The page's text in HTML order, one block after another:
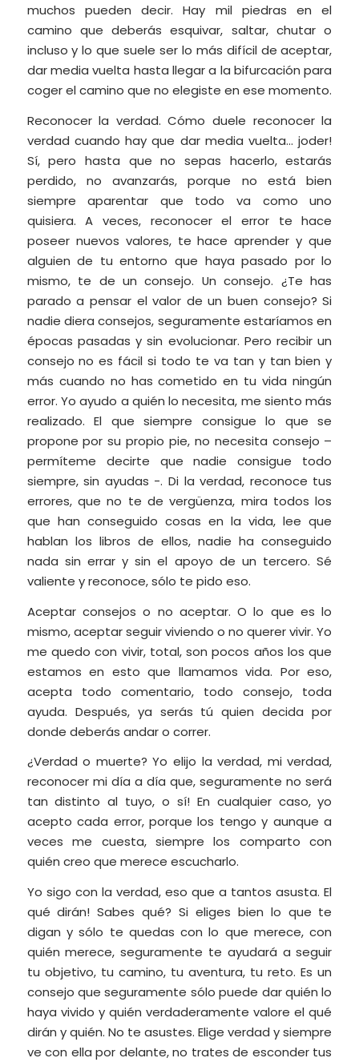
muchos pueden decir. Hay mil piedras en el
camino que deberás esquivar, saltar, chutar o
incluso y lo que suele ser lo más difícil de aceptar,
dar media vuelta hasta llegar a la bifurcación para
coger el camino que no elegiste en ese momento.
Reconocer la verdad. Cómo duele reconocer la
verdad cuando hay que dar media vuelta… joder!
Sí, pero hasta que no sepas hacerlo, estarás
perdido, no avanzarás, porque no está bien
siempre aparentar que todo va como uno
quisiera. A veces, reconocer el error te hace
poseer nuevos valores, te hace aprender y que
alguien de tu entorno que haya pasado por lo
mismo, te de un consejo. Un consejo. ¿Te has
parado a pensar el valor de un buen consejo? Si
nadie diera consejos, seguramente estaríamos en
épocas pasadas y sin evolucionar. Pero recibir un
consejo no es fácil si todo te va tan y tan bien y
más cuando no has cometido en tu vida ningún
error. Yo ayudo a quién lo necesita, me siento más
realizado. El que siempre consigue lo que se
propone por su propio pie, no necesita consejo –
permíteme decirte que nadie consigue todo
siempre, sin ayudas -. Di la verdad, reconoce tus
errores, que no te de vergüenza, mira todos los
que han conseguido cosas en la vida, lee que
hablan los libros de ellos, nadie ha conseguido
nada sin errar y sin el apoyo de un tercero. Sé
valiente y reconoce, sólo te pido eso.
Aceptar consejos o no aceptar. O lo que es lo
mismo, aceptar seguir viviendo o no querer vivir. Yo
me quedo con vivir, total, son pocos años los que
estamos en esto que llamamos vida. Por eso,
acepta todo comentario, todo consejo, toda
ayuda. Después, ya serás tú quien decida por
donde deberás andar o correr.
¿Verdad o muerte? Yo elijo la verdad, mi verdad,
reconocer mi día a día que, seguramente no será
tan distinto al tuyo, o sí! En cualquier caso, yo
acepto cada error, porque los tengo y aunque a
veces me cuesta, siempre los comparto con
quién creo que merece escucharlo.
Yo sigo con la verdad, eso que a tantos asusta. El
qué dirán! Sabes qué? Si eliges bien lo que te
digan y sólo te quedas con lo que merece, con
quién merece, seguramente te ayudará a seguir
tu objetivo, tu camino, tu aventura, tu reto. Es un
consejo que seguramente sólo puede dar quién lo
haya vivido y quién verdaderamente valore el qué
dirán y quién. No te asustes. Elige verdad y siempre
ve con ella por delante, no trates de esconder tus